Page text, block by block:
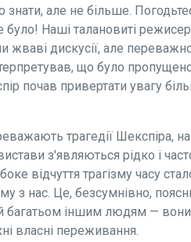
але не більше.
було! Наші талановиті
жваві дискусії, але
що було
почав привертати увагу
трагедії Шекспіра, на
з'являються рідко і
відчуття трагізму часу
з нас. Це, безсумнівно,
багатьом іншим людям —
власні переживання.